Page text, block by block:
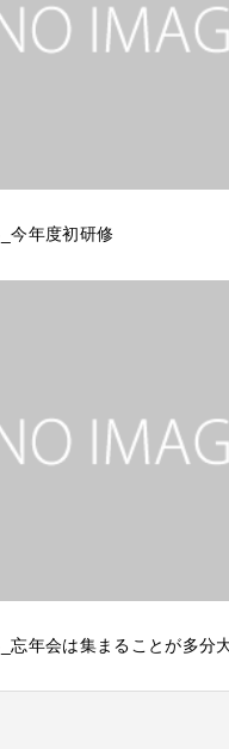
今年度初研修
忘年会は集まることが多分